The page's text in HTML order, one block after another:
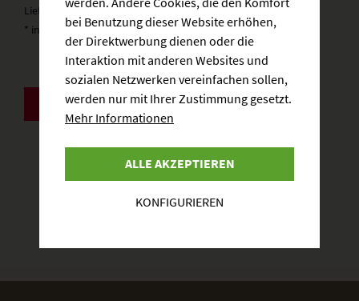
Lieferzeit: 3-5 Werktage
* inkl. gesetzlicher MwSt. zzgl. Versandkosten
ZURÜCK
bei Benutzung dieser Website erhöhen,
der Direktwerbung dienen oder die
Interaktion mit anderen Websites und
sozialen Netzwerken vereinfachen sollen,
werden nur mit Ihrer Zustimmung gesetzt.
Mehr Informationen
ALLE AKZEPTIEREN
KONFIGURIEREN